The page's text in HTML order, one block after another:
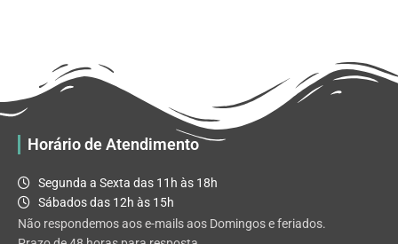
podem
ser
Horário de Atendimento
Segunda a Sexta das 11h às 18h
Sábados das 12h às 15h
Não respondemos aos e-mails aos Domingos e feriados.